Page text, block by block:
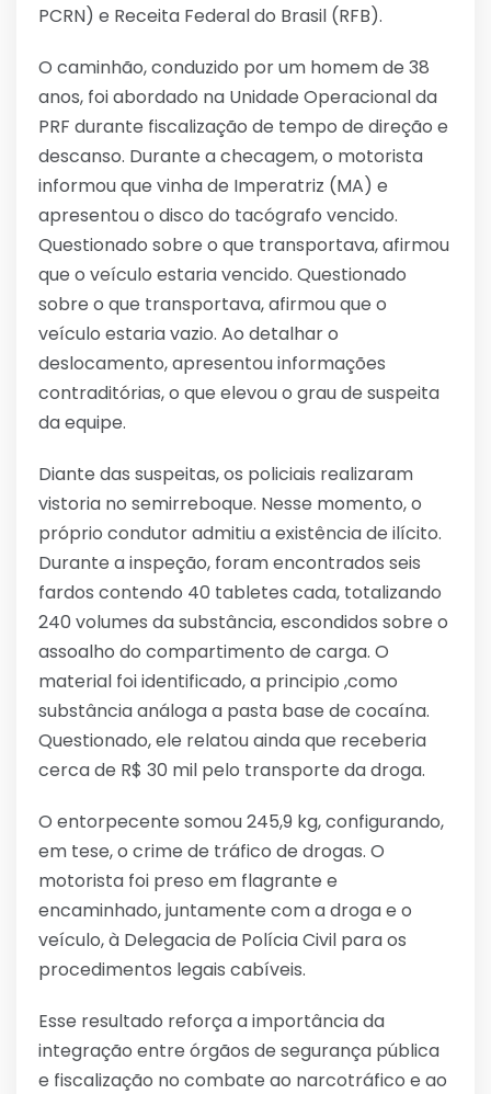
PCRN) e Receita Federal do Brasil (RFB).
O caminhão, conduzido por um homem de 38
anos, foi abordado na Unidade Operacional da
PRF durante fiscalização de tempo de direção e
descanso. Durante a checagem, o motorista
informou que vinha de Imperatriz (MA) e
apresentou o disco do tacógrafo vencido.
Questionado sobre o que transportava, afirmou
que o veículo estaria vencido. Questionado
sobre o que transportava, afirmou que o
veículo estaria vazio. Ao detalhar o
deslocamento, apresentou informações
contraditórias, o que elevou o grau de suspeita
da equipe.
Diante das suspeitas, os policiais realizaram
vistoria no semirreboque. Nesse momento, o
próprio condutor admitiu a existência de ilícito.
Durante a inspeção, foram encontrados seis
fardos contendo 40 tabletes cada, totalizando
240 volumes da substância, escondidos sobre o
assoalho do compartimento de carga. O
material foi identificado, a principio ,como
substância análoga a pasta base de cocaína.
Questionado, ele relatou ainda que receberia
cerca de R$ 30 mil pelo transporte da droga.
O entorpecente somou 245,9 kg, configurando,
em tese, o crime de tráfico de drogas. O
motorista foi preso em flagrante e
encaminhado, juntamente com a droga e o
veículo, à Delegacia de Polícia Civil para os
procedimentos legais cabíveis.
Esse resultado reforça a importância da
integração entre órgãos de segurança pública
e fiscalização no combate ao narcotráfico e ao